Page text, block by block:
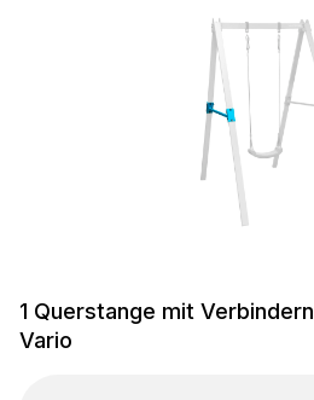
1 Querstange mit
Vario